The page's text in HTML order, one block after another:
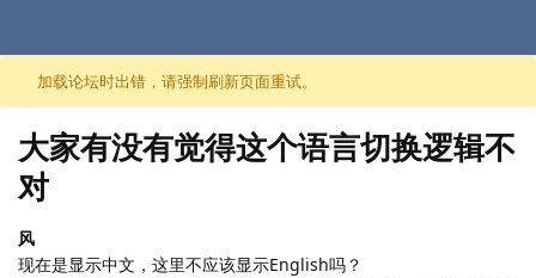
跳至内容
加载论坛时出错，请强制刷新页面重试。
大家有没有觉得这个语言切换逻辑不
对
风
现在是显示中文，这里不应该显示English吗？